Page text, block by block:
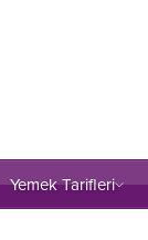
Yemek Tarifleri